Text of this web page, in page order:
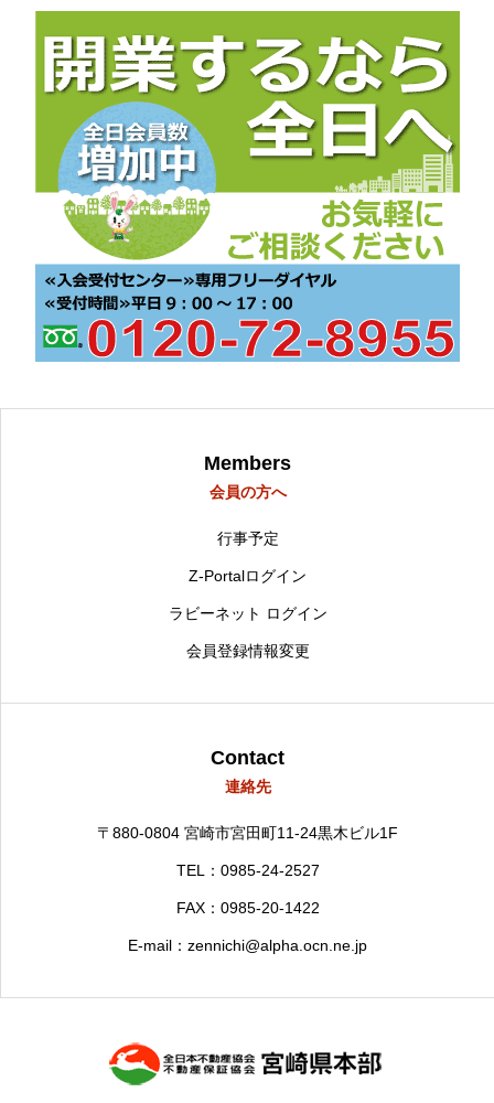
Members
会員の方へ
行事予定
Z-Portalログイン
ラビーネット ログイン
会員登録情報変更
Contact
連絡先
〒880-0804 宮崎市宮田町11-24黒木ビル1F
TEL：0985-24-2527
FAX：0985-20-1422
E-mail：zennichi@alpha.ocn.ne.jp